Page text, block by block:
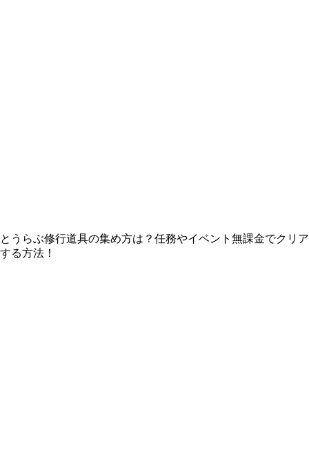
とうらぶ修行道具の集め方は？任務やイベント無課金でクリア
する方法！